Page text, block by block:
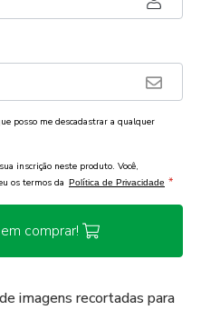
posso me descadastrar a qualquer
inscrição neste produto. Você,
os termos da Política de Privacidade *
comprar!
imagens recortadas para